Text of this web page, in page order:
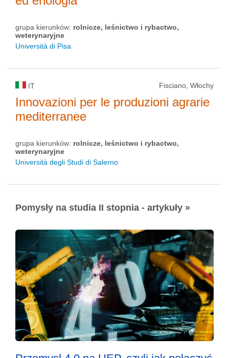
grupa kierunków: rolnicze, leśnictwo i rybactwo,
weterynaryjne
Università di Pisa
IT Fisciano, Włochy
Innovazioni per le produzioni agrarie
mediterranee
grupa kierunków: rolnicze, leśnictwo i rybactwo,
weterynaryjne
Università degli Studi di Salerno
Pomysły na studia II stopnia - artykuły »